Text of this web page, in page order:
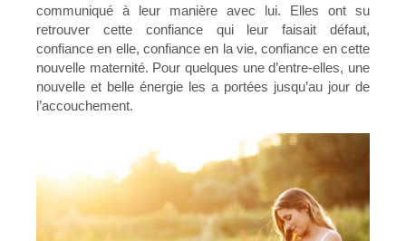
communiqué à leur manière avec lui. Elles ont su
retrouver cette confiance qui leur faisait défaut,
confiance en elle, confiance en la vie, confiance en cette
nouvelle maternité. Pour quelques une d’entre-elles, une
nouvelle et belle énergie les a portées jusqu’au jour de
l’accouchement.